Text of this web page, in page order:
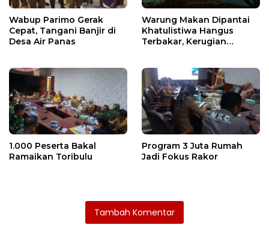
Wabup Parimo Gerak
Cepat, Tangani Banjir di
Desa Air Panas
Warung Makan Dipantai
Khatulistiwa Hangus
Terbakar, Kerugian
1.000 Peserta Bakal
Ramaikan Toribulu
Program 3 Juta Rumah
Jadi Fokus Rakor
Tambah Komentar